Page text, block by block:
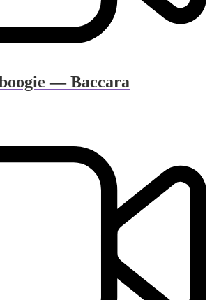
— Baccara